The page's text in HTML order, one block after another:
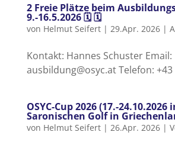
2 Freie Plätze beim
9.-16.5.2026 🗓 🗓
von Helmut Seifert| 29.Apr. 2026|
Kontakt: Hannes Schuster Email:
ausbildung@osyc.at Telefon: +43
OSYC-Cup 2026 (17.-24.10.2026
Saronischen Golf in
von Helmut Seifert| 26.Apr. 2026|